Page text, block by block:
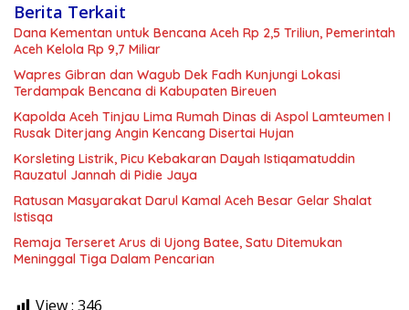
Berita Terkait
Dana Kementan untuk Bencana Aceh Rp 2,5 Triliun, Pemerintah
Aceh Kelola Rp 9,7 Miliar
Wapres Gibran dan Wagub Dek Fadh Kunjungi Lokasi
Terdampak Bencana di Kabupaten Bireuen
Kapolda Aceh Tinjau Lima Rumah Dinas di Aspol Lamteumen I
Rusak Diterjang Angin Kencang Disertai Hujan
Korsleting Listrik, Picu Kebakaran Dayah Istiqamatuddin
Rauzatul Jannah di Pidie Jaya
Ratusan Masyarakat Darul Kamal Aceh Besar Gelar Shalat
Istisqa
Remaja Terseret Arus di Ujong Batee, Satu Ditemukan
Meninggal Tiga Dalam Pencarian
View : 346